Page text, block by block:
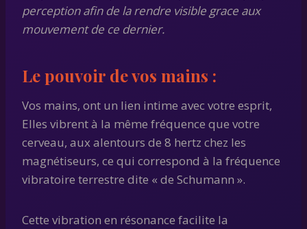
perception afin de la rendre visible grace aux
mouvement de ce dernier.
Le pouvoir de vos mains :
Vos mains, ont un lien intime avec votre esprit,
Elles vibrent à la même fréquence que votre
cerveau, aux alentours de 8 hertz chez les
magnétiseurs, ce qui correspond à la fréquence
vibratoire terrestre dite « de Schumann ».
Cette vibration en résonance facilite la